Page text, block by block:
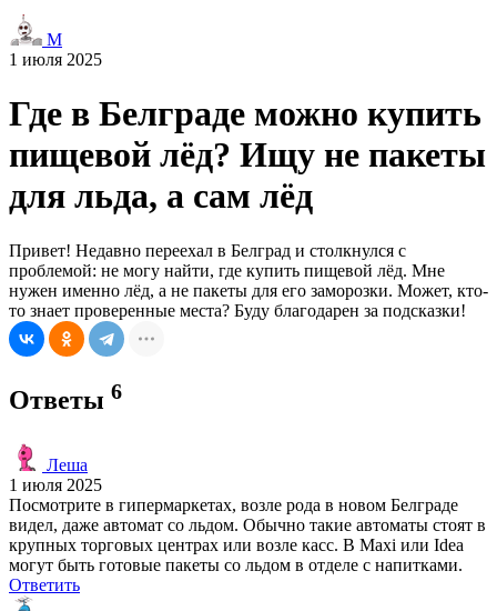
M
1 июля 2025
Где в Белграде можно купить
пищевой лёд? Ищу не пакеты
для льда, а сам лёд
Привет! Недавно переехал в Белград и столкнулся с
проблемой: не могу найти, где купить пищевой лёд. Мне
нужен именно лёд, а не пакеты для его заморозки. Может, кто-
то знает проверенные места? Буду благодарен за подсказки!
Ответы 6
Леша
1 июля 2025
Посмотрите в гипермаркетах, возле рода в новом Белграде
видел, даже автомат со льдом. Обычно такие автоматы стоят в
крупных торговых центрах или возле касс. В Maxi или Idea
могут быть готовые пакеты со льдом в отделе с напитками.
Ответить